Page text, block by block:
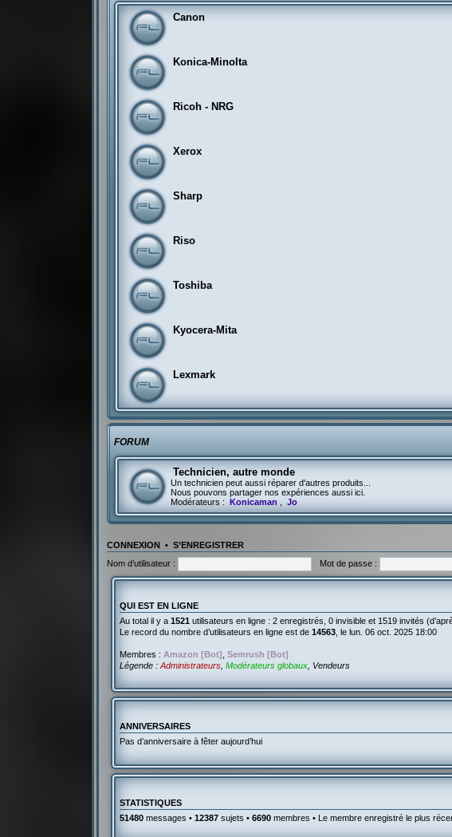
Canon
Konica-Minolta
Ricoh - NRG
Xerox
Sharp
Riso
Toshiba
Kyocera-Mita
Lexmark
FORUM
Technicien, autre monde
Un technicien peut aussi réparer d'autres produits...
Nous pouvons partager nos expériences aussi ici.
Modérateurs :
Konicaman Jo
CONNEXION •S’ENREGISTRER
Nom d’utilisateur :
Mot de passe :
QUI EST EN LIGNE
Au total il y a1521 utilisateurs en ligne : 2 enregistrés, 0 invisible et 1519 invités
Le record du nombre d’utilisateurs en ligne est de14563 , le lun. 06 oct. 2025 18:00
Membres : Amazon [Bot] ,Semrush [Bot]
Légende :Administrateurs ,Modérateurs globaux Vendeurs
ANNIVERSAIRES
Pas d’anniversaire à fêter aujourd’hui
STATISTIQUES
51480 messages •12387 sujets •6690 membres • Le membre enregistré le plus